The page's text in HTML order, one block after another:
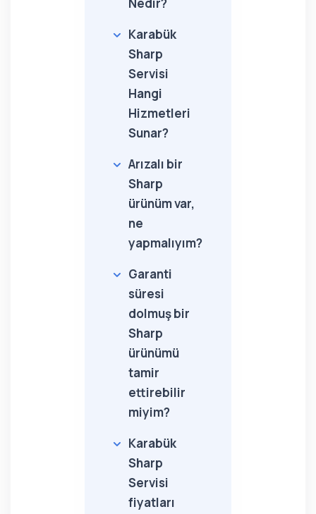
Karabük
Sharp
Servisi
Hangi
Hizmetleri
Sunar?
Arızalı bir
Sharp
ürünüm var,
ne
yapmalıyım?
Garanti
süresi
dolmuş bir
Sharp
ürünümü
tamir
ettirebilir
miyim?
Karabük
Sharp
Servisi
fiyatları